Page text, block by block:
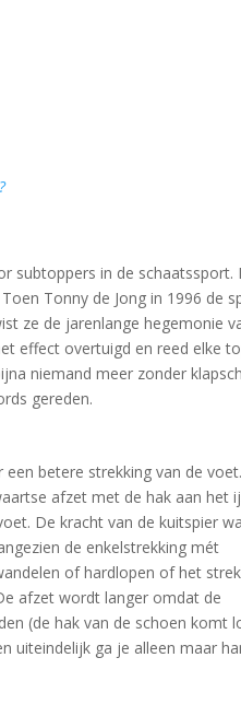
subtoppers in de schaatssport.
Tonny de Jong in 1996 de
ze de jarenlange hegemonie
effect overtuigd en reed elke
niemand meer zonder
gereden.
betere strekking van de
afzet met de hak aan het
De kracht van de kuitspier
de enkelstrekking mét
of hardlopen of het
afzet wordt langer omdat de
(de hak van de schoen komt
uiteindelijk ga je alleen maar